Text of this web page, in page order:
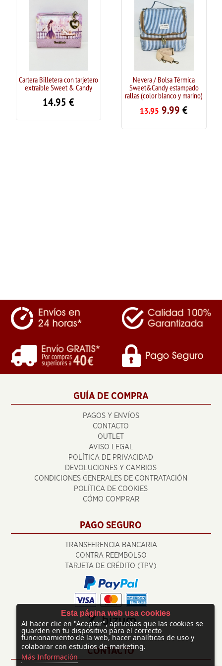
Cartera Billetera con tarjetero
extraible Sweet & Candy
14.95 €
Nevera / Bolsa Térmica
Sweet&Candy estampado
rallas (color blanco y marino)
13.95 9.99 €
GUÍA DE COMPRA
PAGOS Y ENVÍOS
CONTACTO
OUTLET
AVISO LEGAL
POLÍTICA DE PRIVACIDAD
DEVOLUCIONES Y CAMBIOS
CONDICIONES GENERALES DE CONTRATACIÓN
POLÍTICA DE COOKIES
CÓMO COMPRAR
PAGO SEGURO
TRANSFERENCIA BANCARIA
CONTRA REEMBOLSO
TARJETA DE CRÉDITO (TPV)
CONTACTO
Esta página web usa cookies
Al hacer clic en "Aceptar", apruebas que las cookies se
guarden en tu dispositivo para el correcto
funcionamiento de la web, hacer analíticas de uso y
colaborar con estudios de marketing.
Más Información